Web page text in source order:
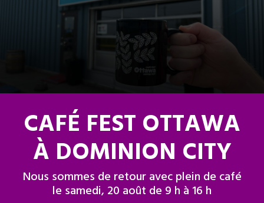
CAFÉ FEST OTTAWA
À DOMINION CITY
Nous sommes de retour avec plein de café
le samedi, 20 août de 9 h à 16 h